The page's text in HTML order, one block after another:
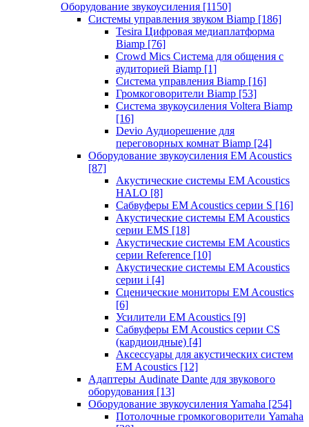
Оборудование звукоусиления [1150]
Системы управления звуком Biamp [186]
Tesira Цифровая медиаплатформа
Biamp [76]
Crowd Mics Система для общения с
аудиторией Biamp [1]
Система управления Biamp [16]
Громкоговорители Biamp [53]
Система звукоусиления Voltera Biamp
[16]
Devio Аудиорешение для
переговорных комнат Biamp [24]
Оборудование звукоусиления EM Acoustics
[87]
Акустические системы EM Acoustics
HALO [8]
Сабвуферы EM Acoustics серии S [16]
Акустические системы EM Acoustics
серии EMS [18]
Акустические системы EM Acoustics
серии Reference [10]
Акустические системы EM Acoustics
серии i [4]
Сценические мониторы EM Acoustics
[6]
Усилители EM Acoustics [9]
Сабвуферы EM Acoustics серии CS
(кардиоидные) [4]
Аксессуары для акустических систем
EM Acoustics [12]
Адаптеры Audinate Dante для звукового
оборудования [13]
Оборудование звукоусиления Yamaha [254]
Потолочные громкоговорители Yamaha